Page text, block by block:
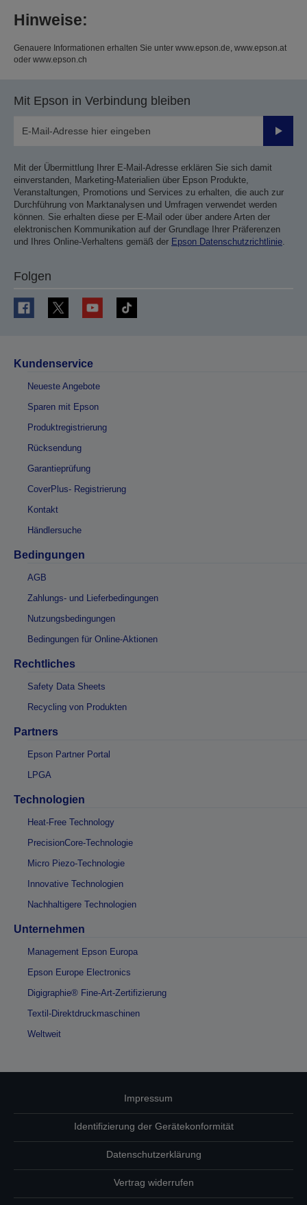
Hinweise:
Genauere Informationen erhalten Sie unter www.epson.de, www.epson.at
oder www.epson.ch
Mit Epson in Verbindung bleiben
Mit der Übermittlung Ihrer E-Mail-Adresse erklären Sie sich damit
einverstanden, Marketing-Materialien über Epson Produkte,
Veranstaltungen, Promotions und Services zu erhalten, die auch zur
Durchführung von Marktanalysen und Umfragen verwendet werden
können. Sie erhalten diese per E-Mail oder über andere Arten der
elektronischen Kommunikation auf der Grundlage Ihrer Präferenzen
und Ihres Online-Verhaltens gemäß der Epson Datenschutzrichtlinie
Folgen
Kundenservice
Neueste Angebote
Sparen mit Epson
Produktregistrierung
Rücksendung
Garantieprüfung
CoverPlus- Registrierung
Kontakt
Händlersuche
Bedingungen
AGB
Zahlungs- und Lieferbedingungen
Nutzungsbedingungen
Bedingungen für Online-Aktionen
Rechtliches
Safety Data Sheets
Recycling von Produkten
Partners
Epson Partner Portal
LPGA
Technologien
Heat-Free Technology
PrecisionCore-Technologie
Micro Piezo-Technologie
Innovative Technologien
Nachhaltigere Technologien
Unternehmen
Management Epson Europa
Epson Europe Electronics
Digigraphie® Fine-Art-Zertifizierung
Textil-Direktdruckmaschinen
Weltweit
Impressum
Identifizierung der Gerätekonformität
Datenschutzerklärung
Vertrag widerrufen